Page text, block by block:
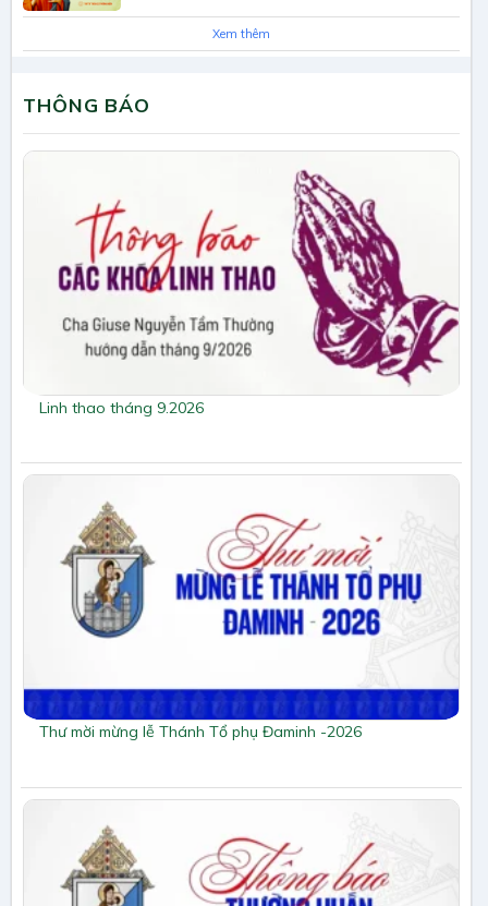
Xem thêm
THÔNG BÁO
Linh thao tháng 9.2026
Thư mời mừng lễ Thánh Tổ phụ Đaminh -2026